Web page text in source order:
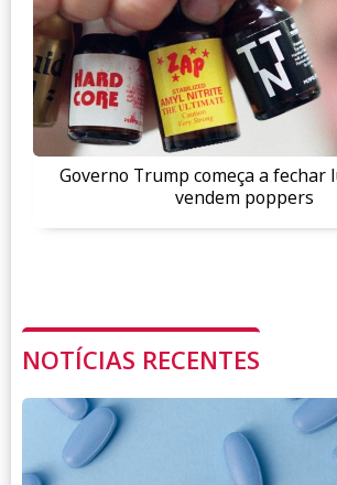
Governo Trump começa a fechar
vendem poppers
NOTÍCIAS RECENTES